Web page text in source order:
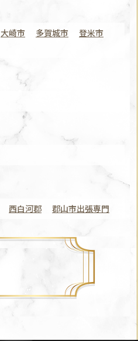
大崎市 多賀城市
登米市
西白河郡 郡山市出張専門